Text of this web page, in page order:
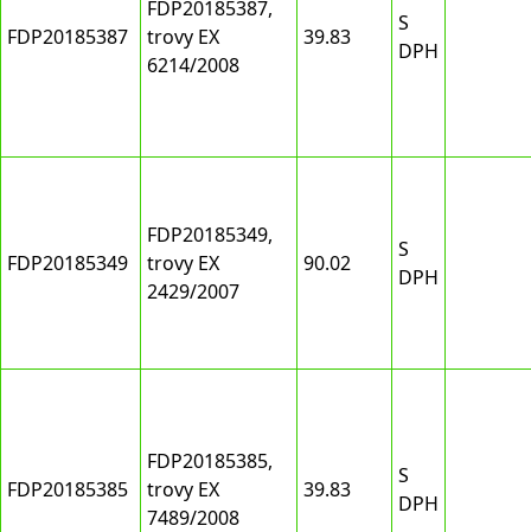
FDP20185387
FDP20185387,
trovy EX
6214/2008
39.83
S
DPH
FDP20185349
FDP20185349,
trovy EX
2429/2007
90.02
S
DPH
FDP20185385
FDP20185385,
trovy EX
7489/2008
39.83
S
DPH